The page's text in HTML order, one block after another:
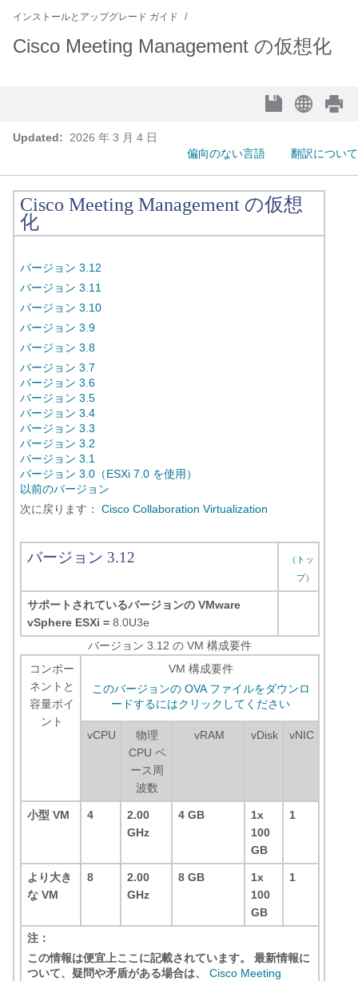
インストールとアップグレード ガイド
Cisco Meeting Management の仮想化
Updated:
2026 年 3 月 4 日
偏向のない言語
翻訳について
Cisco Meeting Management の仮想
化
バージョン 3.12
バージョン 3.11
バージョン 3.10
バージョン 3.9
バージョン 3.8
バージョン 3.7
バージョン 3.6
バージョン 3.5
バージョン 3.4
バージョン 3.3
バージョン 3.2
バージョン 3.1
バージョン 3.0（ESXi 7.0 を使用）
以前のバージョン
次に戻ります： Cisco Collaboration Virtualization
バージョン 3.12
（トッ
プ）
サポートされているバージョンの VMware
vSphere ESXi = 8.0U3e
バージョン 3.12 の VM 構成要件
コンポー
ネントと
容量ポイ
ント
VM 構成要件
このバージョンの OVA ファイルをダウンロ
ードするにはクリックしてください
vCPU
物理
CPU ベ
ース周
波数
vRAM vDisk vNIC
小型 VM 4
2.00
GHz
4 GB
1x
100
GB
1
より大き
な VM
8
2.00
GHz
8 GB
1x
100
GB
1
注：
この情報は便宜上ここに記載されています。 最新情報に
ついて、疑問や矛盾がある場合は、 Cisco Meeting